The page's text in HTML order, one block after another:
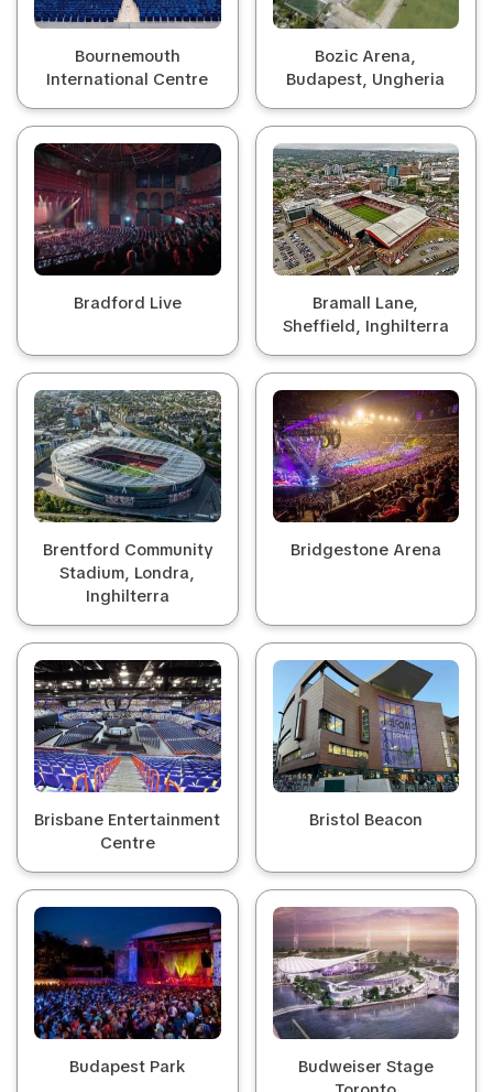
Bournemouth
International Centre
Bozic Arena,
Budapest, Ungheria
Bradford Live
Bramall Lane,
Sheffield, Inghilterra
Brentford Community
Stadium, Londra,
Inghilterra
Bridgestone Arena
Brisbane Entertainment
Centre
Bristol Beacon
Budapest Park
Budweiser Stage